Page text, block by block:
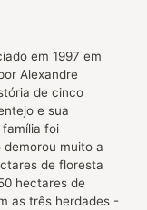
em 1997 em
Alexandre
de cinco
e sua
família foi
muito a
de floresta
hectares de
as três herdades -